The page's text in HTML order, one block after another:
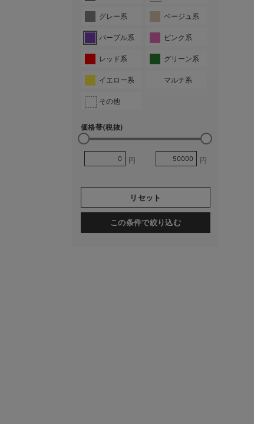
グレー系 ベージュ系
パープル系 ピンク系
レッド系 グリーン系
イエロー系 マルチ系
その他
価格帯(税抜)
円 円
リセット
この条件で絞り込む